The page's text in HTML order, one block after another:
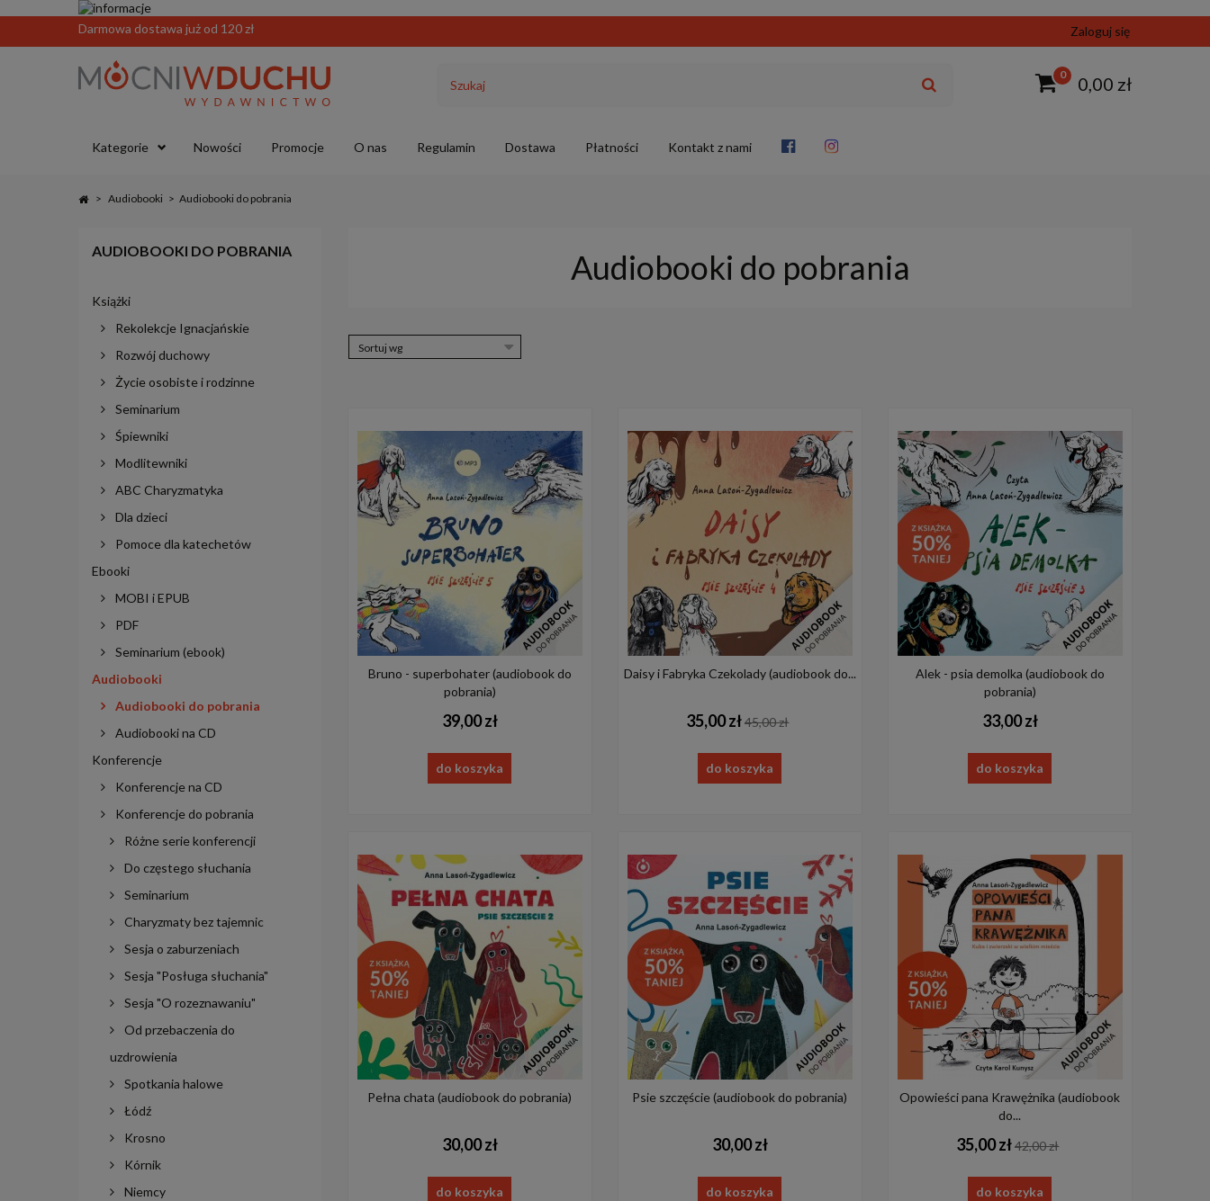
Darmowa dostawa już od 120 zł Zaloguj się
0 0,00 zł
Kategorie Nowości Promocje O nas Regulamin Dostawa Płatności Kontakt z nami
> Audiobooki > Audiobooki do pobrania
AUDIOBOOKI DO POBRANIA
Książki
Rekolekcje Ignacjańskie
Rozwój duchowy
Życie osobiste i rodzinne
Seminarium
Śpiewniki
Modlitewniki
ABC Charyzmatyka
Dla dzieci
Pomoce dla katechetów
Ebooki
MOBI i EPUB
PDF
Seminarium (ebook)
Audiobooki
Audiobooki do pobrania
Audiobooki na CD
Konferencje
Konferencje na CD
Konferencje do pobrania
Różne serie konferencji
Do częstego słuchania
Seminarium
Charyzmaty bez tajemnic
Sesja o zaburzeniach
Sesja "Posługa słuchania"
Sesja "O rozeznawaniu"
Od przebaczenia do
uzdrowienia
Spotkania halowe
Łódź
Krosno
Kórnik
Niemcy
Audiobooki do pobrania
Sortuj wg
Bruno - superbohater (audiobook do
pobrania)
39,00 zł
do koszyka
Daisy i Fabryka Czekolady (audiobook do...
35,00 zł 45,00 zł
do koszyka
Alek - psia demolka (audiobook do
pobrania)
33,00 zł
do koszyka
Pełna chata (audiobook do pobrania)
30,00 zł
do koszyka
Psie szczęście (audiobook do pobrania)
30,00 zł
do koszyka
Opowieści pana Krawężnika (audiobook
do...
35,00 zł 42,00 zł
do koszyka